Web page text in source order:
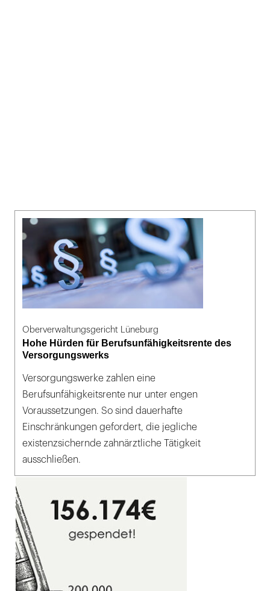
Oberverwaltungsgericht Lüneburg
Hohe Hürden für Berufsunfähigkeitsrente des
Versorgungswerks
Versorgungswerke zahlen eine
Berufsunfähigkeitsrente nur unter engen
Voraussetzungen. So sind dauerhafte
Einschränkungen gefordert, die jegliche
existenzsichernde zahnärztliche Tätigkeit
ausschließen.